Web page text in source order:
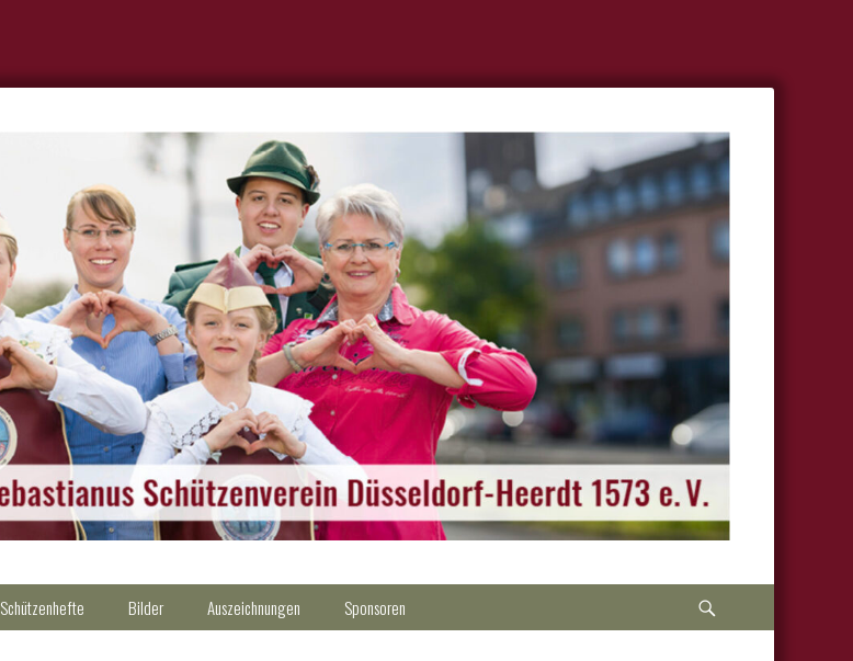
Schützenhefte Bilder Auszeichnungen Sponsoren